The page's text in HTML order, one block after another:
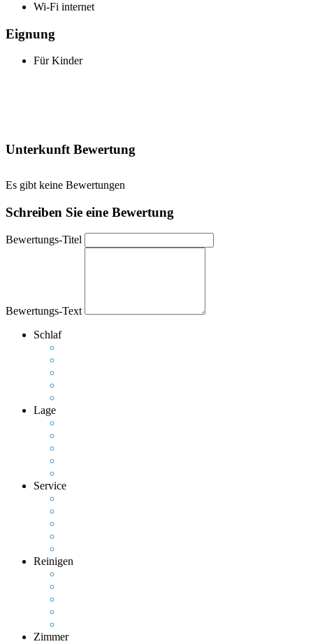
Wi-Fi internet
Eignung
Für Kinder
Unterkunft Bewertung
Es gibt keine Bewertungen
Schreiben Sie eine Bewertung
Bewertungs-Titel
Bewertungs-Text
Schlaf
Lage
Service
Reinigen
Zimmer